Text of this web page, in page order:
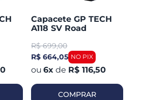
Capacete GP TECH
A118 SV Road
R$ 699,00
R$ 664,05
6x de R$ 116,50
COMPRAR